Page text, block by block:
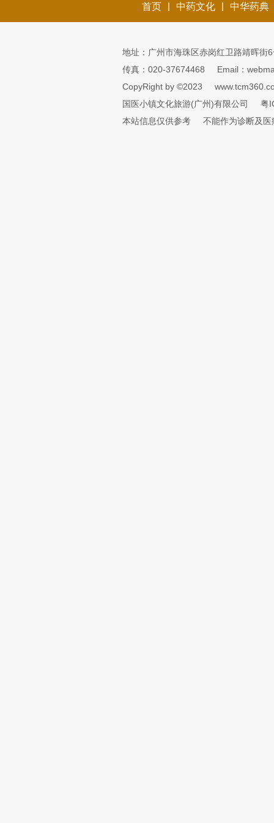
首页 | 中药文化 | 中华药典
地址：广州市海珠区赤岗红卫路靖晖街
传真：020-37674468
Email：
CopyRight by ©2023
国医小镇文化旅游(广州)有限公司
粤
本站信息仅供参考
不能作为诊断及医